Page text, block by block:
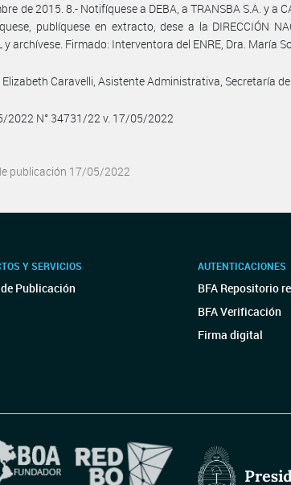
de 2015. 8.- Notifíquese a DEBA, a TRANSBA S.A. y a
publíquese en extracto, dese a la DIRECCIÓN
y archívese. Firmado: Interventora del ENRE, Dra. María
Elizabeth Caravelli, Asistente Administrativa, Secretaría
2022 N° 34731/22 v. 17/05/2022
publicación 17/05/2022
Y SERVICIOS
Publicación
AUTENTICACIONES
BFA Repositorio
BFA Verificación
Firma digital